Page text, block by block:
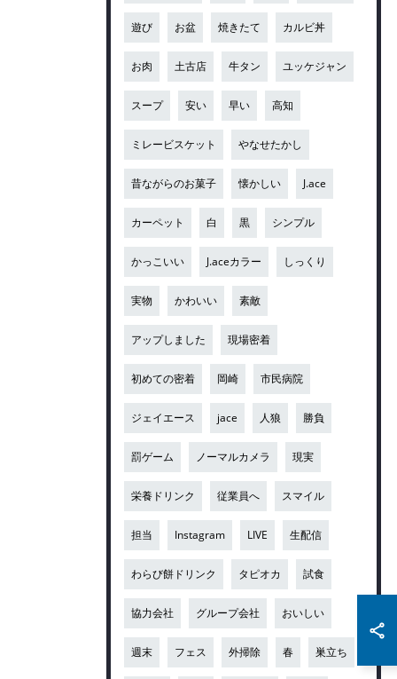
遊び お盆 焼きたて カルビ丼
お肉 土古店 牛タン ユッケジャン
スープ 安い 早い 高知
ミレービスケット やなせたかし
昔ながらのお菓子 懐かしい J.ace
カーペット 白 黒 シンプル
かっこいい J.aceカラー しっくり
実物 かわいい 素敵
アップしました 現場密着
初めての密着 岡崎 市民病院
ジェイエース jace 人狼 勝負
罰ゲーム ノーマルカメラ 現実
栄養ドリンク 従業員へ スマイル
担当 Instagram LIVE 生配信
わらび餅ドリンク タピオカ 試食
協力会社 グループ会社 おいしい
週末 フェス 外掃除 春 巣立ち